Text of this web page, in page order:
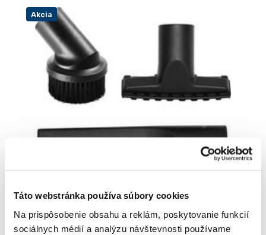
Táto webstránka používa súbory cookies
Na prispôsobenie obsahu a reklám, poskytovanie funkcií
sociálnych médií a analýzu návštevnosti používame
Akcia
FESTOOL 492392 Cistiaca súprava - hubice
D 27 / D 36 D-RS
492392